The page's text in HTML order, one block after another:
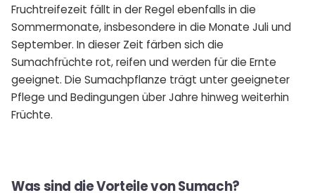
Fruchtreifezeit fällt in der Regel ebenfalls in die
Sommermonate, insbesondere in die Monate Juli und
September. In dieser Zeit färben sich die
Sumachfrüchte rot, reifen und werden für die Ernte
geeignet. Die Sumachpflanze trägt unter geeigneter
Pflege und Bedingungen über Jahre hinweg weiterhin
Früchte.
Was sind die Vorteile von Sumach?